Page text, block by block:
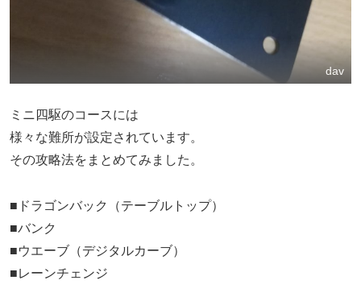
dav
ミニ四駆のコースには
様々な難所が設定されています。
その攻略法をまとめてみました。
■ドラゴンバック（テーブルトップ）
■バンク
■ウエーブ（デジタルカーブ）
■レーンチェンジ